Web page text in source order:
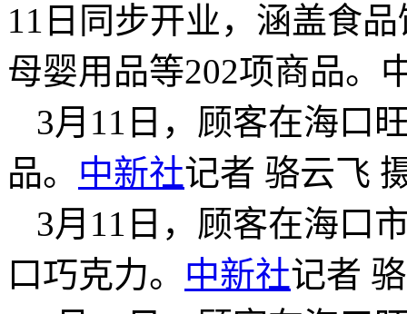
11日同步开业，涵盖食
母婴用品等202项商品。
3月11日，顾客在海口
品。 中新社记者 骆云飞
3月11日，顾客在海口
口巧克力。 中新社记者